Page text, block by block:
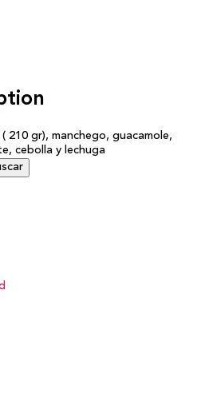
210 gr), manchego, guacamole,
cebolla y lechuga